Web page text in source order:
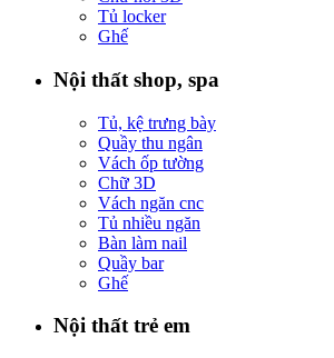
Tủ locker
Ghế
Nội thất shop, spa
Tủ, kệ trưng bày
Quầy thu ngân
Vách ốp tường
Chữ 3D
Vách ngăn cnc
Tủ nhiều ngăn
Bàn làm nail
Quầy bar
Ghế
Nội thất trẻ em